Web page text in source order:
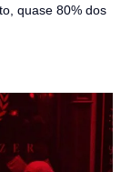
quase 80% dos